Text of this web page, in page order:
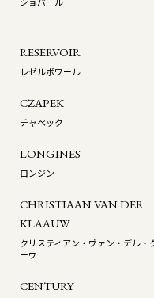
RESERVOIR
レゼルボワール
CZAPEK
チャペック
LONGINES
ロンジン
CHRISTIAAN VAN DER
KLAAUW
クリスティアン・ヴァン・デル・
ーウ
CENTURY